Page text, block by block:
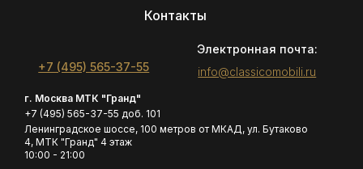
Контакты
+7 (495) 565-37-55
Электронная почта:
info@classicomobili.ru
г. Москва МТК "Гранд"
+7 (495) 565-37-55 доб. 101
Ленинградское шоссе, 100 метров от МКАД, ул. Бутаково
4, МТК "Гранд" 4 этаж
10:00 - 21:00